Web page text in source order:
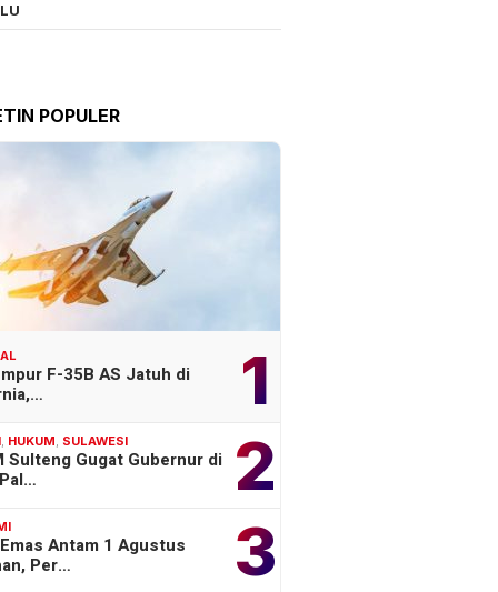
POPULER
1
F-35B AS Jatuh di
2
HUKUM SULAWESI
Sulteng Gugat Gubernur di
3
Antam 1 Agustus
Per…